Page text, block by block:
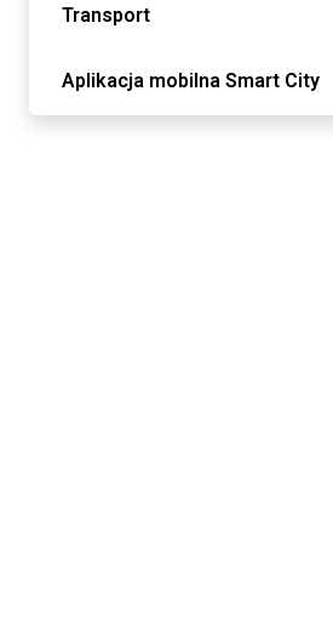
Transport
Aplikacja mobilna Smart City